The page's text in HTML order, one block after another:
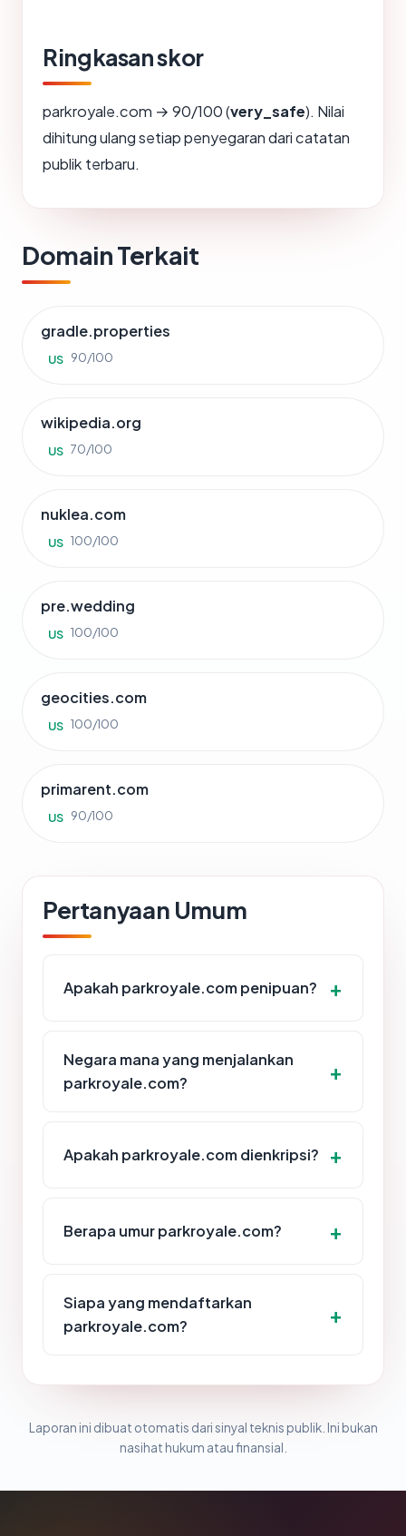
Ringkasan skor
parkroyale.com → 90/100 (very_safe). Nilai
dihitung ulang setiap penyegaran dari catatan
publik terbaru.
Domain Terkait
gradle.properties
US 90/100
wikipedia.org
US 70/100
nuklea.com
US 100/100
pre.wedding
US 100/100
geocities.com
US 100/100
primarent.com
US 90/100
Pertanyaan Umum
Apakah parkroyale.com penipuan?
Negara mana yang menjalankan
parkroyale.com?
Apakah parkroyale.com dienkripsi?
Berapa umur parkroyale.com?
Siapa yang mendaftarkan
parkroyale.com?
Laporan ini dibuat otomatis dari sinyal teknis publik. Ini bukan
nasihat hukum atau finansial.